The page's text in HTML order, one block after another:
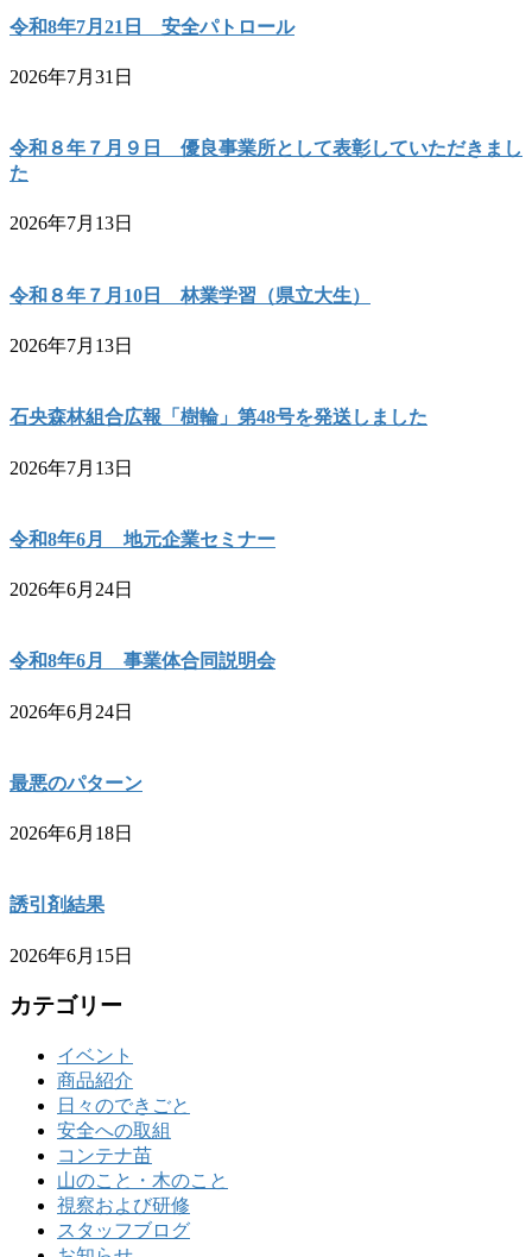
令和8年7月21日 安全パトロール
2026年7月31日
令和８年７月９日 優良事業所として表彰していただきまし
た
2026年7月13日
令和８年７月10日 林業学習（県立大生）
2026年7月13日
石央森林組合広報「樹輪」第48号を発送しました
2026年7月13日
令和8年6月 地元企業セミナー
2026年6月24日
令和8年6月 事業体合同説明会
2026年6月24日
最悪のパターン
2026年6月18日
誘引剤結果
2026年6月15日
カテゴリー
イベント
商品紹介
日々のできごと
安全への取組
コンテナ苗
山のこと・木のこと
視察および研修
スタッフブログ